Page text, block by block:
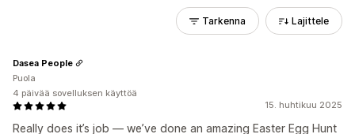
Tarkenna Lajittele
15. huhtikuu 2025
Really does it’s job — we’ve done an amazing Easter Egg Hunt
Dasea People
Puola
4 päivää sovelluksen käyttöä